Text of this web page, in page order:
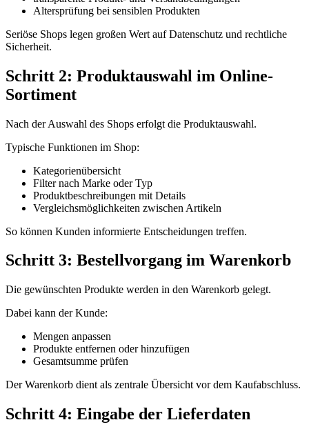
Altersprüfung bei sensiblen Produkten
Seriöse Shops legen großen Wert auf Datenschutz und rechtliche
Sicherheit.
Schritt 2: Produktauswahl im Online-
Sortiment
Nach der Auswahl des Shops erfolgt die Produktauswahl.
Typische Funktionen im Shop:
Kategorienübersicht
Filter nach Marke oder Typ
Produktbeschreibungen mit Details
Vergleichsmöglichkeiten zwischen Artikeln
So können Kunden informierte Entscheidungen treffen.
Schritt 3: Bestellvorgang im Warenkorb
Die gewünschten Produkte werden in den Warenkorb gelegt.
Dabei kann der Kunde:
Mengen anpassen
Produkte entfernen oder hinzufügen
Gesamtsumme prüfen
Der Warenkorb dient als zentrale Übersicht vor dem Kaufabschluss.
Schritt 4: Eingabe der Lieferdaten